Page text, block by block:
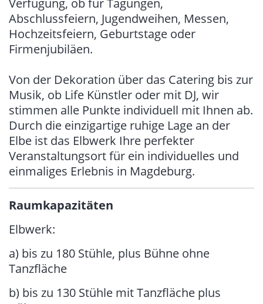
Verfügung, ob für Tagungen,
Abschlussfeiern, Jugendweihen, Messen,
Hochzeitsfeiern, Geburtstage oder
Firmenjubiläen.
Von der Dekoration über das Catering bis zur
Musik, ob Life Künstler oder mit DJ, wir
stimmen alle Punkte individuell mit Ihnen ab.
Durch die einzigartige ruhige Lage an der
Elbe ist das Elbwerk Ihre perfekter
Veranstaltungsort für ein individuelles und
einmaliges Erlebnis in Magdeburg.
Raumkapazitäten
Elbwerk:
a) bis zu 180 Stühle, plus Bühne ohne
Tanzfläche
b) bis zu 130 Stühle mit Tanzfläche plus